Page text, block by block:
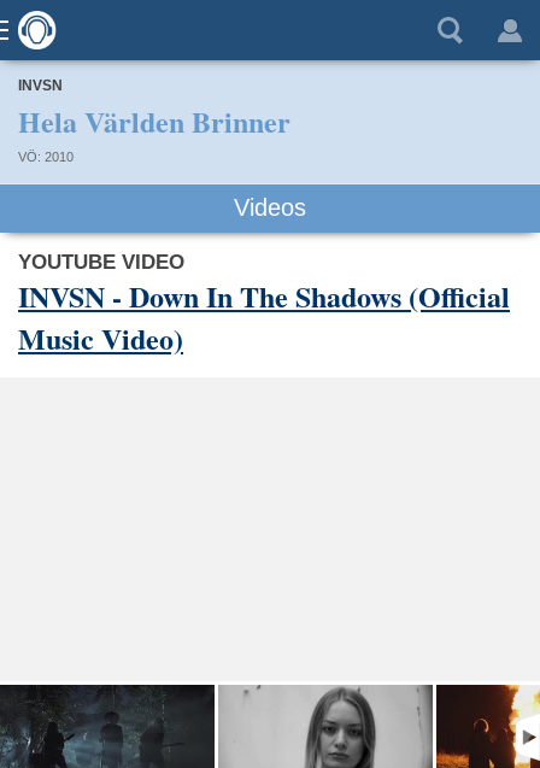
INVSN
Hela Världen Brinner
VÖ: 2010
Videos
YOUTUBE VIDEO
INVSN - Down In The Shadows (Official
Music Video)